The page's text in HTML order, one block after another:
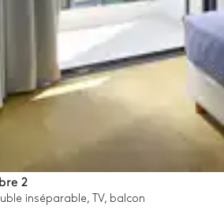
2
inséparable, TV, balcon